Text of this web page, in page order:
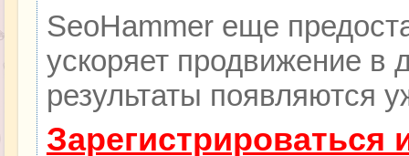
SeoHammer еще
ускоряет продвижение в
результаты появляются